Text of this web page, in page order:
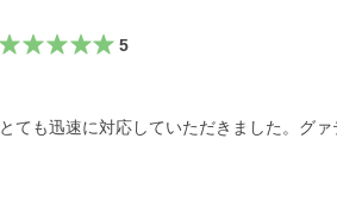
5
とても迅速に対応していただきました。グ